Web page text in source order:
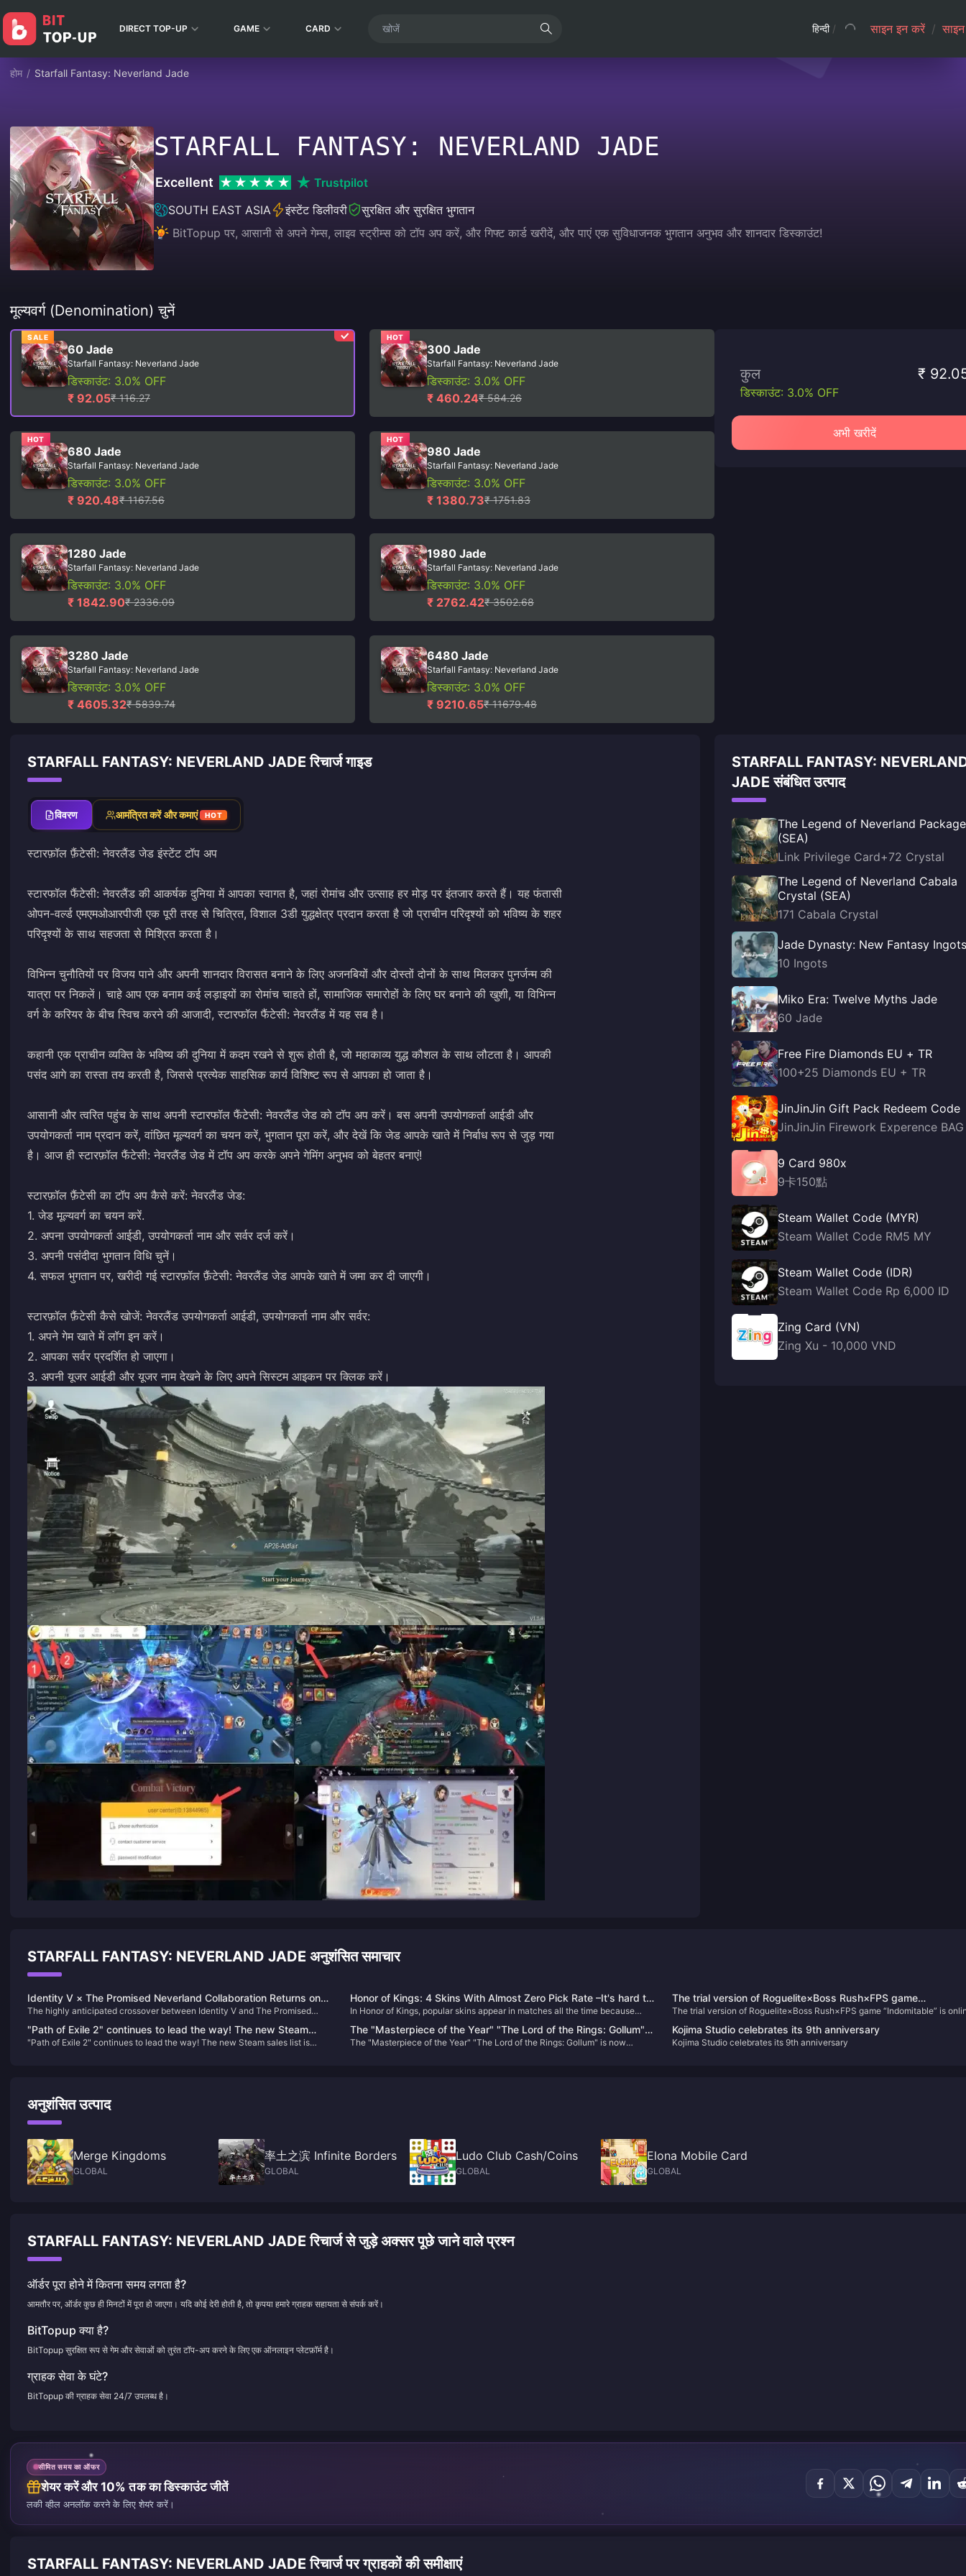
DIRECT TOP-UP GAME CARD हिन्दी / साइन इन करें /
होम / Starfall Fantasy: Neverland Jade
STARFALL FANTASY: NEVERLAND JADE
Excellent
Trustpilot
SOUTH EAST ASIA
इंस्टेंट डिलीवरी
सुरक्षित और सुरक्षित भुगतान
BitTopup पर, आसानी से अपने गेम्स, लाइव स्ट्रीम्स को टॉप अप करें, और गिफ्ट कार्ड खरीदें, और पाएं एक सुविधाजनक भुगतान अनुभव और शानदार डिस्काउंट!
मूल्यवर्ग (Denomination) चुनें
SALE
60 Jade
Starfall Fantasy: Neverland Jade
डिस्काउंट: 3.0% OFF
₹ 92.05₹ 116.27
HOT
300 Jade
Starfall Fantasy: Neverland Jade
डिस्काउंट: 3.0% OFF
₹ 460.24₹ 584.26
HOT
680 Jade
Starfall Fantasy: Neverland Jade
डिस्काउंट: 3.0% OFF
₹ 920.48₹ 1167.56
HOT
980 Jade
Starfall Fantasy: Neverland Jade
डिस्काउंट: 3.0% OFF
₹ 1380.73₹ 1751.83
1280 Jade
Starfall Fantasy: Neverland Jade
डिस्काउंट: 3.0% OFF
₹ 1842.90₹ 2336.09
1980 Jade
Starfall Fantasy: Neverland Jade
डिस्काउंट: 3.0% OFF
₹ 2762.42₹ 3502.68
3280 Jade
Starfall Fantasy: Neverland Jade
डिस्काउंट: 3.0% OFF
₹ 4605.32₹ 5839.74
6480 Jade
Starfall Fantasy: Neverland Jade
डिस्काउंट: 3.0% OFF
₹ 9210.65₹ 11679.48
कुल ₹
डिस्काउंट: 3.0% OFF
अभी खरीदें
STARFALL FANTASY: NEVERLAND JADE रिचार्ज गाइड
विवरण आमंत्रित करें और कमाएं HOT
स्टारफ़ॉल फ़ैंटेसी: नेवरलैंड जेड इंस्टेंट टॉप अप
स्टारफॉल फैंटेसी: नेवरलैंड की आकर्षक दुनिया में आपका स्वागत है, जहां रोमांच और उत्साह हर मोड़ पर इंतजार करते हैं। यह फंतासी
ओपन-वर्ल्ड एमएमओआरपीजी एक पूरी तरह से चित्रित, विशाल 3डी युद्धक्षेत्र प्रदान करता है जो प्राचीन परिदृश्यों को भविष्य के शहर
परिदृश्यों के साथ सहजता से मिश्रित करता है।
विभिन्न चुनौतियों पर विजय पाने और अपनी शानदार विरासत बनाने के लिए अजनबियों और दोस्तों दोनों के साथ मिलकर पुनर्जन्म की
यात्रा पर निकलें। चाहे आप एक बनाम कई लड़ाइयों का रोमांच चाहते हों, सामाजिक समारोहों के लिए घर बनाने की खुशी, या विभिन्न
वर्ग के करियर के बीच स्विच करने की आजादी, स्टारफॉल फैंटेसी: नेवरलैंड में यह सब है।
कहानी एक प्राचीन व्यक्ति के भविष्य की दुनिया में कदम रखने से शुरू होती है, जो महाकाव्य युद्ध कौशल के साथ लौटता है। आपकी
पसंद आगे का रास्ता तय करती है, जिससे प्रत्येक साहसिक कार्य विशिष्ट रूप से आपका हो जाता है।
आसानी और त्वरित पहुंच के साथ अपनी स्टारफॉल फैंटेसी: नेवरलैंड जेड को टॉप अप करें। बस अपनी उपयोगकर्ता आईडी और
उपयोगकर्ता नाम प्रदान करें, वांछित मूल्यवर्ग का चयन करें, भुगतान पूरा करें, और देखें कि जेड आपके खाते में निर्बाध रूप से जुड़ गया
है। आज ही स्टारफ़ॉल फैंटेसी: नेवरलैंड जेड में टॉप अप करके अपने गेमिंग अनुभव को बेहतर बनाएं!
स्टारफ़ॉल फ़ैंटेसी का टॉप अप कैसे करें: नेवरलैंड जेड:
1. जेड मूल्यवर्ग का चयन करें.
2. अपना उपयोगकर्ता आईडी, उपयोगकर्ता नाम और सर्वर दर्ज करें।
3. अपनी पसंदीदा भुगतान विधि चुनें।
4. सफल भुगतान पर, खरीदी गई स्टारफ़ॉल फ़ैंटेसी: नेवरलैंड जेड आपके खाते में जमा कर दी जाएगी।
स्टारफ़ॉल फ़ैंटेसी कैसे खोजें: नेवरलैंड उपयोगकर्ता आईडी, उपयोगकर्ता नाम और सर्वर:
1. अपने गेम खाते में लॉग इन करें।
2. आपका सर्वर प्रदर्शित हो जाएगा।
3. अपनी यूजर आईडी और यूजर नाम देखने के लिए अपने सिस्टम आइकन पर क्लिक करें।
STARFALL FANTASY:
JADE संबंधित उत्पाद
The Legend of Neverland Package
(SEA)
Link Privilege Card+72 Crystal
The Legend of Neverland Cabala
Crystal (SEA)
171 Cabala Crystal
Jade Dynasty: New Fantasy Ingots
10 Ingots
Miko Era: Twelve Myths Jade
60 Jade
Free Fire Diamonds EU + TR
100+25 Diamonds EU + TR
JinJinJin Gift Pack Redeem Code
JinJinJin Firework Experence BAG
9 Card 980x
9卡150點
Steam Wallet Code (MYR)
Steam Wallet Code RM5 MY
Steam Wallet Code (IDR)
Steam Wallet Code Rp 6,000 ID
Zing Card (VN)
Zing Xu - 10,000 VND
STARFALL FANTASY: NEVERLAND JADE अनुशंसित समाचार
Identity V × The Promised Neverland Collaboration Returns on
June 19!
The highly anticipated crossover between Identity V and The Promised
exclusive costumes but also nine distinctive blue-tier (B-rarity) accessories.
Let's delve into these accessories to help you decide which ones to aim for!
Honor of Kings: 4 Skins With Almost Zero Pick Rate –It's hard to
see again.
In Honor of Kings, popular skins appear in matches all the time because
rate is almost zero. Today, let’s take a look at four skins that are so rarely
seen.
The trial version of Roguelite×Boss Rush×FPS game
“Indomitable” is online today
The trial version of Roguelite×Boss Rush×FPS game “Indomitable” is
"Path of Exile 2" continues to lead the way! The new Steam
sales list is released
"Path of Exile 2" continues to lead the way! The new Steam sales list is
The "Masterpiece of the Year" "The Lord of the Rings: Gollum"
is now available at a discount on "Bone" on Steam
The "Masterpiece of the Year" "The Lord of the Rings: Gollum" is now
Kojima Studio celebrates its 9th anniversary
Kojima Studio celebrates its 9th anniversary
अनुशंसित उत्पाद
Merge Kingdoms
GLOBAL
率土之滨 Infinite Borders
GLOBAL
Ludo Club Cash/Coins
GLOBAL
Elona Mobile Card
GLOBAL
STARFALL FANTASY: NEVERLAND JADE रिचार्ज से जुड़े अक्सर पूछे जाने वाले प्रश्न
ऑर्डर पूरा होने में कितना समय लगता है?
आमतौर पर, ऑर्डर कुछ ही मिनटों में पूरा हो जाएगा। यदि कोई देरी होती है, तो कृपया हमारे ग्राहक सहायता से संपर्क करें।
BitTopup क्या है?
BitTopup सुरक्षित रूप से गेम और सेवाओं को तुरंत टॉप-अप करने के लिए एक ऑनलाइन प्लेटफ़ॉर्म है।
ग्राहक सेवा के घंटे?
BitTopup की ग्राहक सेवा 24/7 उपलब्ध है।
सीमित समय का ऑफर
शेयर करें और 10% तक का डिस्काउंट जीतें
लकी व्हील अनलॉक करने के लिए शेयर करें।
STARFALL FANTASY: NEVERLAND JADE रिचार्ज पर ग्राहकों की समीक्षाएं